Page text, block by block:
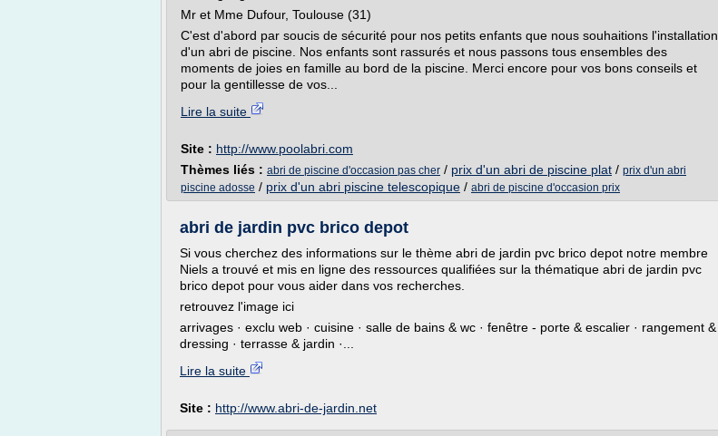
Mr et Mme Dufour, Toulouse (31)
C'est d'abord par soucis de sécurité pour nos petits enfants que nous souhaitions l'installation
d'un abri de piscine. Nos enfants sont rassurés et nous passons tous ensembles des
moments de joies en famille au bord de la piscine. Merci encore pour vos bons conseils et
pour la gentillesse de vos...
Lire la suite
Site : http://www.poolabri.com
Thèmes liés : abri de piscine d'occasion pas cher / prix d'un abri de piscine plat / prix d'un abri
piscine adosse / prix d'un abri piscine telescopique / abri de piscine d'occasion prix
abri de jardin pvc brico depot
Si vous cherchez des informations sur le thème abri de jardin pvc brico depot notre membre
Niels a trouvé et mis en ligne des ressources qualifiées sur la thématique abri de jardin pvc
brico depot pour vous aider dans vos recherches.
retrouvez l'image ici
arrivages · exclu web · cuisine · salle de bains & wc · fenêtre - porte & escalier · rangement &
dressing · terrasse & jardin ·...
Lire la suite
Site : http://www.abri-de-jardin.net